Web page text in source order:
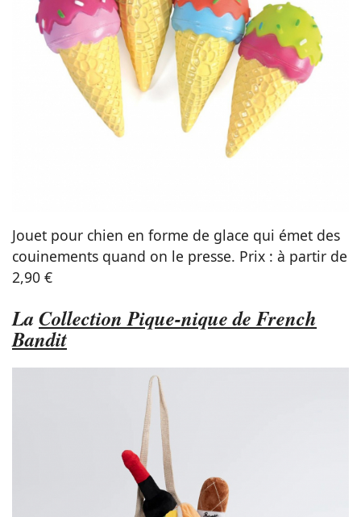
Jouet pour chien en forme de glace qui émet des
couinements quand on le presse. Prix : à partir de
2,90 €
La Collection Pique-nique de French
Bandit